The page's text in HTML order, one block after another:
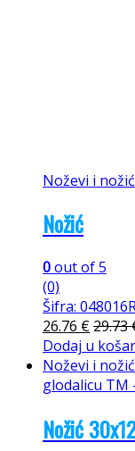
Noževi i
Nožić
0out of 5
(0)
Šifra:
26.76 €29.73
Dodaj u
Noževi i
glodalicu TM
Nožić